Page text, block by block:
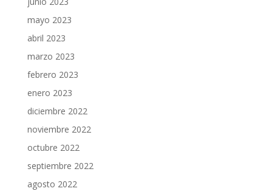
mayo 2023
abril 2023
marzo 2023
febrero 2023
enero 2023
diciembre 2022
noviembre 2022
octubre 2022
septiembre 2022
agosto 2022